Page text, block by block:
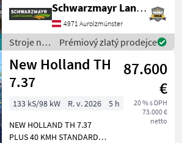
4, 2 tony - s výškou zdvihu
9, 8 metra - s 4-valcovým
motorom JCB Dieselmax
Common Rail s
Schwarzmayr Landtechnik GmbH - Aurolzmünster
4971 Aurolzmünster
Stroje na
stavbu /
JCB
Prémiový zlatý prodejce
New Holland TH
7.37
87.600
€
20 % s DPH
73.000 €
netto
133 kS/98 kW R. v. 2026
5 h
NEW HOLLAND TH 7.37
PLUS 40 KMH STANDARD